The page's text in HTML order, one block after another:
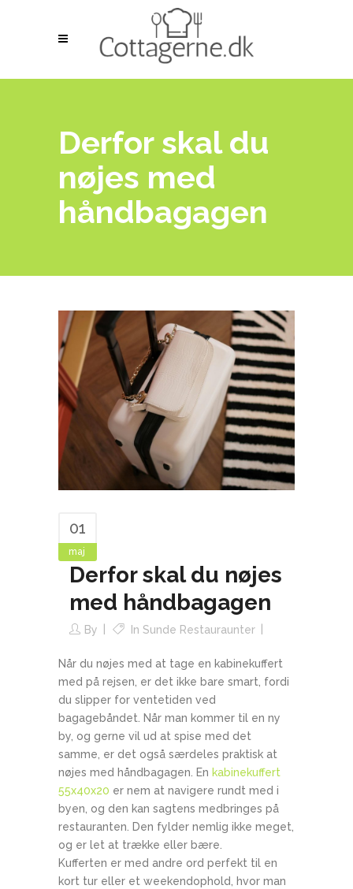
Derfor skal du
nøjes med
håndbagagen
01
maj
Derfor skal du nøjes
med håndbagagen
By In Sunde Restauraunter
Når du nøjes med at tage en kabinekuffert
med på rejsen, er det ikke bare smart, fordi
du slipper for ventetiden ved
bagagebåndet. Når man kommer til en ny
by, og gerne vil ud at spise med det
samme, er det også særdeles praktisk at
nøjes med håndbagagen. En kabinekuffert
55x40x20 er nem at navigere rundt med i
byen, og den kan sagtens medbringes på
restauranten. Den fylder nemlig ikke meget,
og er let at trække eller bære.
Kufferten er med andre ord perfekt til en
kort tur eller et weekendophold, hvor man